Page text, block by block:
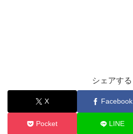
シェアする
X Facebook
Pocket LINE